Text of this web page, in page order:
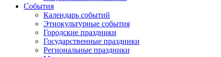
События
Календарь событий
Этнокультурные события
Городские праздники
Государственные праздники
Региональные праздники